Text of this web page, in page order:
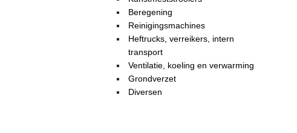
Beregening
Reinigingsmachines
Heftrucks, verreikers, intern
transport
Ventilatie, koeling en verwarming
Grondverzet
Diversen